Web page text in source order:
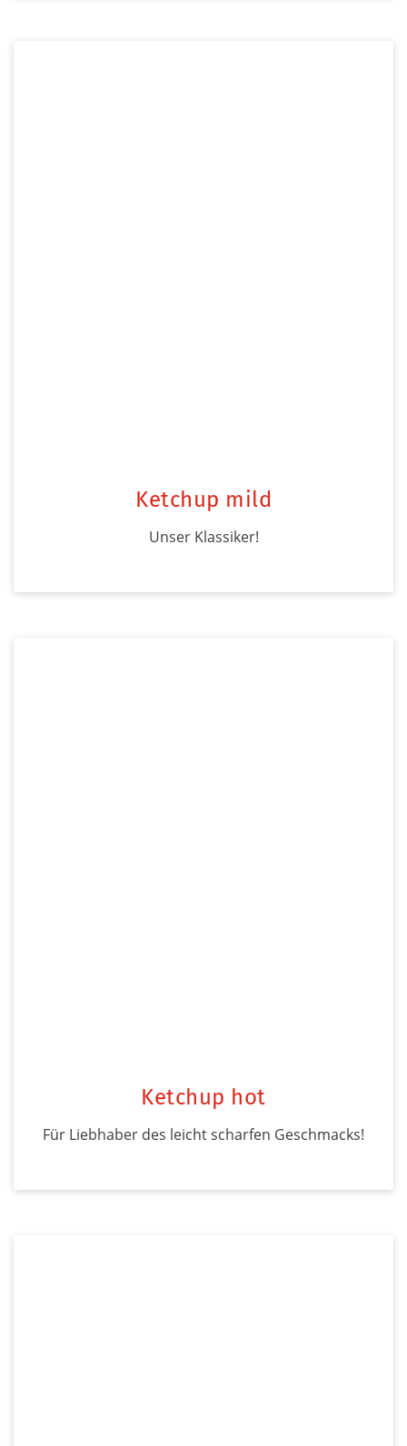
Ketchup mild
Unser Klassiker!
Ketchup hot
Für Liebhaber des leicht scharfen Geschmacks!